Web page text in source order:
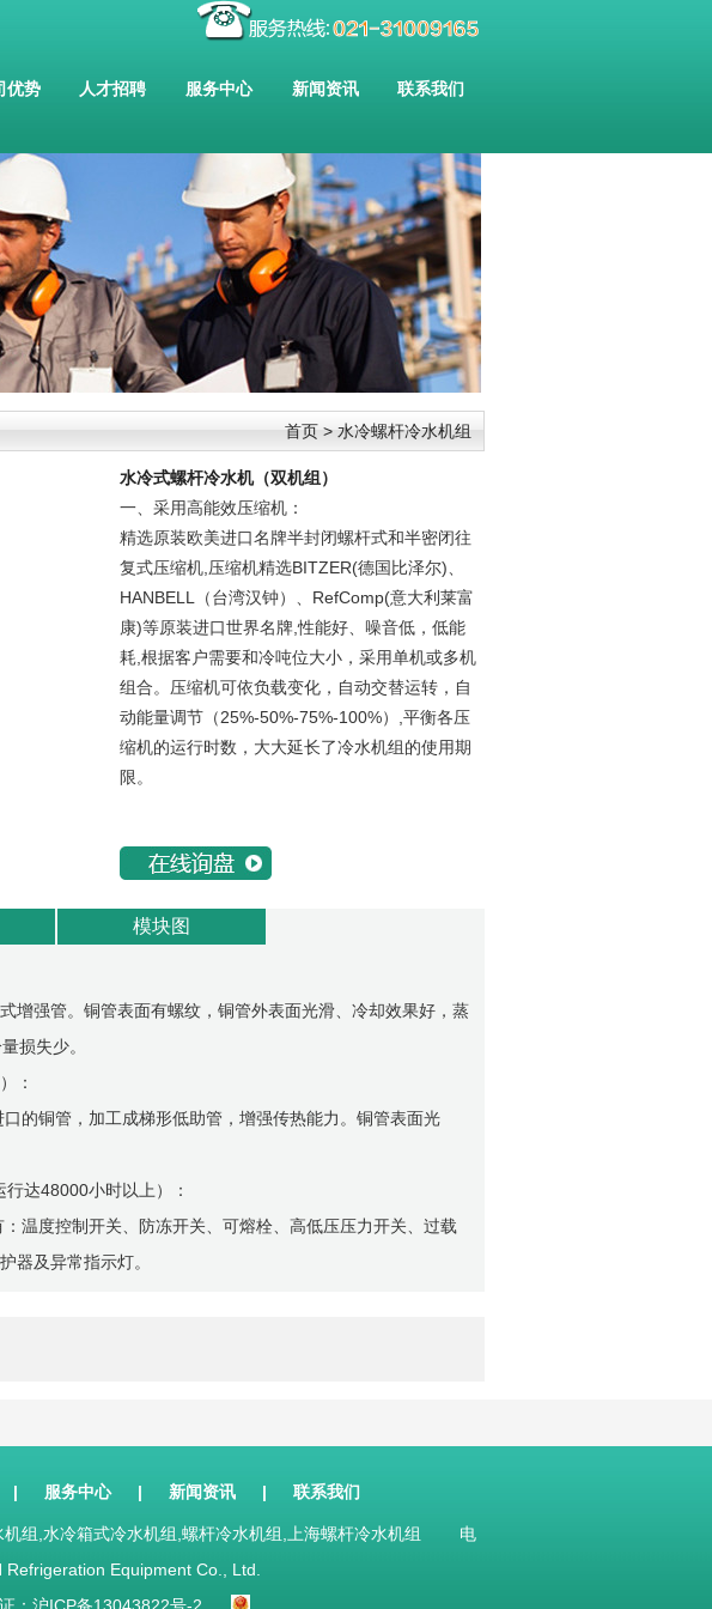
优势 人才招聘 服务中心 新闻资讯 联系我们
首页> 水冷螺杆冷水机组
水冷式螺杆冷水机（双机组）
一、采用高能效压缩机：
精选原装欧美进口名牌半封闭螺杆式和半密闭往
复式压缩机,压缩机精选BITZER(德国比泽尔)、
HANBELL（台湾汉钟）、RefComp(意大利莱富
康)等原装进口世界名牌,性能好、噪音低，低能
耗,根据客户需要和冷吨位大小，采用单机或多机
组合。压缩机可依负载变化，自动交替运转，自
动能量调节（25%-50%-75%-100%）,平衡各压
缩机的运行时数，大大延长了冷水机组的使用期
限。
模块图
增强管。铜管表面有螺纹，铜管外表面光滑、冷却效果好，蒸
损失少。
：
的铜管，加工成梯形低助管，增强传热能力。铜管表面光
达48000小时以上）：
温度控制开关、防冻开关、可熔栓、高低压压力开关、过载
器及异常指示灯。
| 服务中心 | 新闻资讯 | 联系我们
机组,水冷箱式冷水机组,螺杆冷水机组,上海螺杆冷水机组 电
Equipment Co., Ltd.